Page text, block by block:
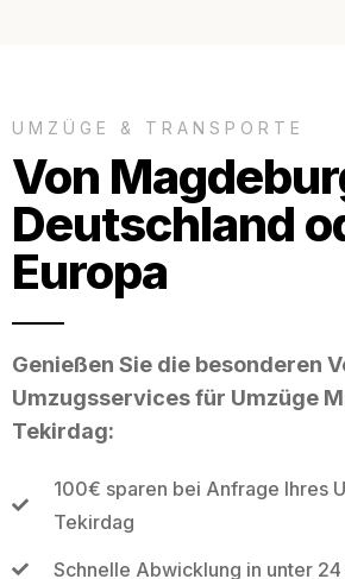
UMZÜGE & TRANSPORTE
Von
Deutschland
Europa
Genießen Sie die besonderen
Umzugsservices für Umzüge
Tekirdag:
100€ sparen bei Anfrage Ihres
Tekirdag
Schnelle Abwicklung in unter 24